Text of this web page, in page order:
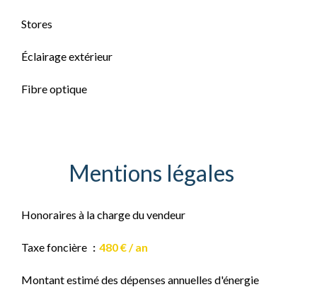
Stores
Éclairage extérieur
Fibre optique
Mentions légales
Honoraires à la charge du vendeur
Taxe foncière 480 € / an
Montant estimé des dépenses annuelles d'énergie